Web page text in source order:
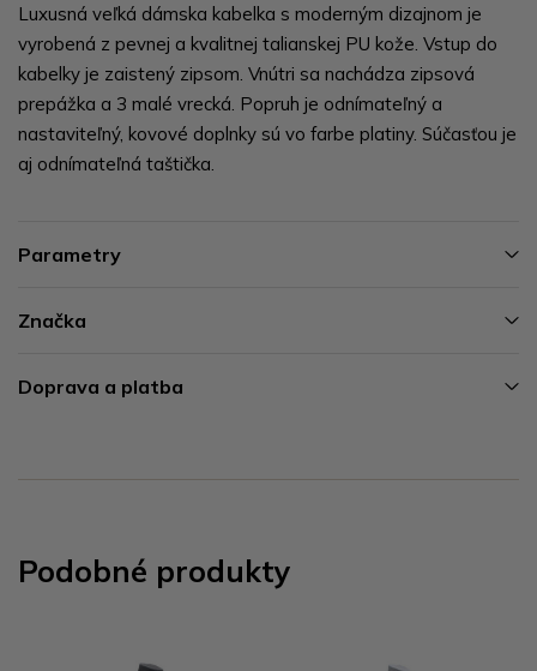
Luxusná veľká dámska kabelka s moderným dizajnom je
vyrobená z pevnej a kvalitnej talianskej PU kože. Vstup do
kabelky je zaistený zipsom. Vnútri sa nachádza zipsová
prepážka a 3 malé vrecká. Popruh je odnímateľný a
nastaviteľný, kovové doplnky sú vo farbe platiny. Súčasťou je
aj odnímateľná taštička.
Parametry
Značka
Doprava a platba
Podobné produkty